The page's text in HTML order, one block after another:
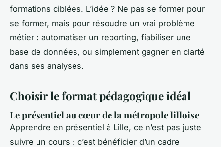
formations ciblées. L’idée ? Ne pas se former pour
se former, mais pour résoudre un vrai problème
métier : automatiser un reporting, fiabiliser une
base de données, ou simplement gagner en clarté
dans ses analyses.
Choisir le format pédagogique idéal
Le présentiel au cœur de la métropole lilloise
Apprendre en présentiel à Lille, ce n’est pas juste
suivre un cours : c’est bénéficier d’un cadre